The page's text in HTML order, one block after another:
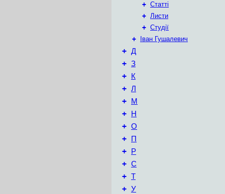
+ Статті
+ Листи
+ Студії
+
Іван Гушалевич
+ Д
+ З
+ К
+ Л
+ М
+ Н
+ О
+ П
+ Р
+ С
+ Т
+ У